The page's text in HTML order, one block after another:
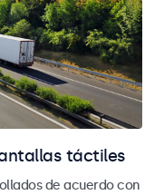
táctiles
de acuerdo con